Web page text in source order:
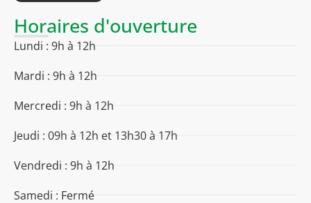
Horaires d'ouverture
Lundi : 9h à 12h
Mardi : 9h à 12h
Mercredi : 9h à 12h
Jeudi : 09h à 12h et 13h30 à 17h
Vendredi : 9h à 12h
Samedi : Fermé